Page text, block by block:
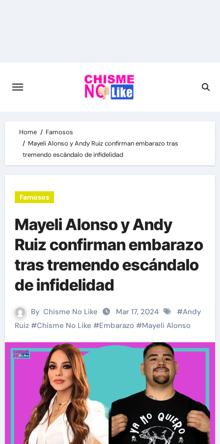
Home
Famosos
Mayeli Alonso y Andy Ruiz confirman embarazo tras
tremendo escándalo de infidelidad
Famosos
Mayeli Alonso y Andy
Ruiz confirman embarazo
tras tremendo escándalo
de infidelidad
By Chisme No Like Mar 17, 2024 #Andy
Ruiz#Chisme No Like #Embarazo#Mayeli Alonso